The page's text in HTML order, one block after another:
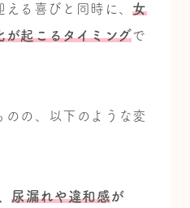
える喜びと同時に、女
が起こるタイミングで
の、以下のような変
尿漏れや違和感が